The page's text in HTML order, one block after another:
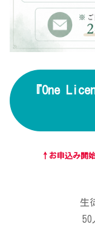
『One
↑お申込み開
生
50